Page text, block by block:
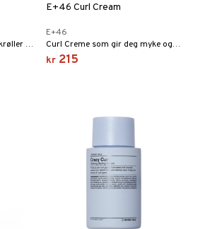
Skap fyldige, salongvakre krøller hjemme med Brushworks varmeruller.
E+46 Curl Cream
E+46
Curl Creme som gir deg myke og definerte krøller.
kr 215